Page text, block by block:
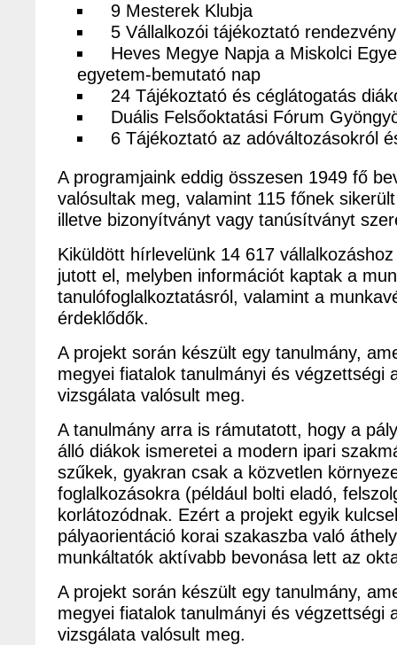
9 Mesterek Klubja
5 Vállalkozói tájékoztató rendezvény
Heves Megye Napja a Miskolci
egyetem-bemutató nap
24 Tájékoztató és céglátogatás
Duális Felsőoktatási Fórum
6 Tájékoztató az adóváltozásokról
A programjaink eddig összesen 1949 fő
valósultak meg, valamint 115 főnek
illetve bizonyítványt vagy tanúsítványt
Kiküldött hírlevelünk 14 617
jutott el, melyben információt kaptak a
tanulófoglalkoztatásról, valamint a
érdeklődők.
A projekt során készült egy tanulmány,
megyei fiatalok tanulmányi és végzettségi
vizsgálata valósult meg.
A tanulmány arra is rámutatott, hogy a
álló diákok ismeretei a modern ipari
szűkek, gyakran csak a közvetlen
foglalkozásokra (például bolti eladó,
korlátozódnak. Ezért a projekt egyik
pályaorientáció korai szakaszba való
munkáltatók aktívabb bevonása lett az
A projekt során készült egy tanulmány,
megyei fiatalok tanulmányi és végzettségi
vizsgálata valósult meg.